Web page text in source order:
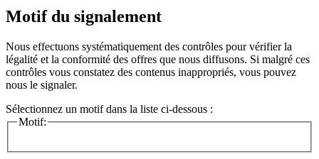
Motif du signalement
Nous effectuons systématiquement des contrôles pour vérifier la
légalité et la conformité des offres que nous diffusons. Si malgré ces
contrôles vous constatez des contenus inappropriés, vous pouvez
nous le signaler.
Sélectionnez un motif dans la liste ci-dessous :
Motif: